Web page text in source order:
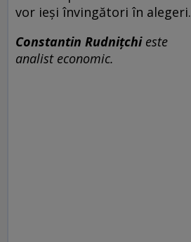
vor ieși învingători în alegeri.
Constantin Rudnițchieste
analist economic.